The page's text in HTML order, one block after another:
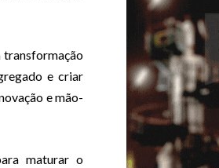
transformação
e criar
e mão-
maturar o